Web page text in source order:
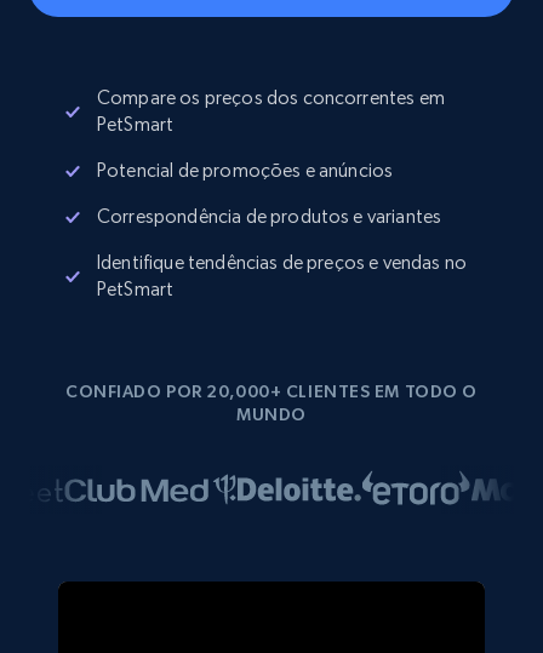
Compare os preços dos concorrentes em
PetSmart
Potencial de promoções e anúncios
Correspondência de produtos e variantes
Identifique tendências de preços e vendas no
PetSmart
CONFIADO POR 20,000+ CLIENTES EM TODO O
MUNDO